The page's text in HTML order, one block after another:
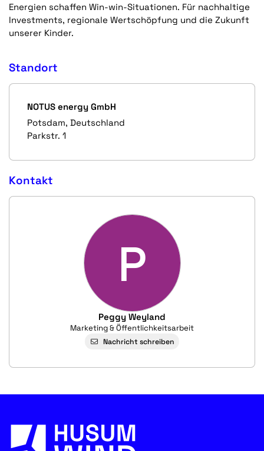
Energien schaffen Win-win-Situationen. Für nachhaltige
Investments, regionale Wertschöpfung und die Zukunft
unserer Kinder.
Standort
NOTUS energy GmbH
Potsdam, Deutschland
Parkstr. 1
Kontakt
P
Peggy Weyland
Marketing & Öffentlichkeitsarbeit
Nachricht schreiben